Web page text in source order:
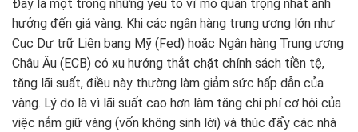
Đây là một trong những yếu tố vĩ mô quan trọng nhất ảnh
hưởng đến giá vàng. Khi các ngân hàng trung ương lớn như
Cục Dự trữ Liên bang Mỹ (Fed) hoặc Ngân hàng Trung ương
Châu Âu (ECB) có xu hướng thắt chặt chính sách tiền tệ,
tăng lãi suất, điều này thường làm giảm sức hấp dẫn của
vàng. Lý do là vì lãi suất cao hơn làm tăng chi phí cơ hội của
việc nắm giữ vàng (vốn không sinh lời) và thúc đẩy các nhà